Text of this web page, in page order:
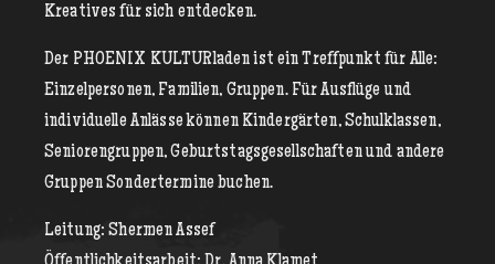
Kreatives für sich entdecken.
Der PHOENIX KULTURladen ist ein Treffpunkt für Alle:
Einzelpersonen, Familien, Gruppen. Für Ausflüge und
individuelle Anlässe können Kindergärten, Schulklassen,
Seniorengruppen, Geburtstagsgesellschaften und andere
Gruppen Sondertermine buchen.
Leitung: Shermen Assef